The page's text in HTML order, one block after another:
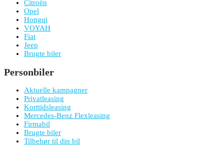
Citroën
Opel
Hongqi
VOYAH
Fiat
Jeep
Brugte biler
Personbiler
Aktuelle kampagner
Privatleasing
Korttidsleasing
Mercedes-Benz Flexleasing
Firmabil
Brugte biler
Tilbehør til din bil